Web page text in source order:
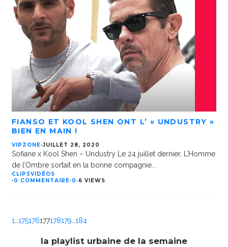
FIANSO ET KOOL SHEN ONT L’ « UNDUSTRY »
BIEN EN MAIN !
VIPZONE·JUILLET 28, 2020
Sofiane x Kool Shen – Undustry Le 24 juillet dernier, L’Homme
de l’Ombre sortait en la bonne compagnie
CLIPSVIDÉOS
·0 COMMENTAIRE·0 ·6 VIEWS
1 175176177178179 184
la playlist urbaine de la semaine